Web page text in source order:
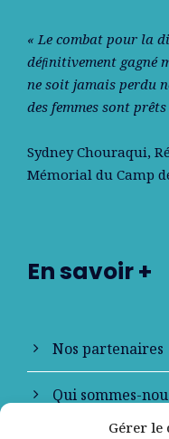
Gérer le
« Le combat pour la
déﬁnitivement gagné
ne soit jamais perdu
des femmes sont prêts
Sydney Chouraqui,
Mémorial du Camp
En savoir +
Nos partenaires
Qui sommes-